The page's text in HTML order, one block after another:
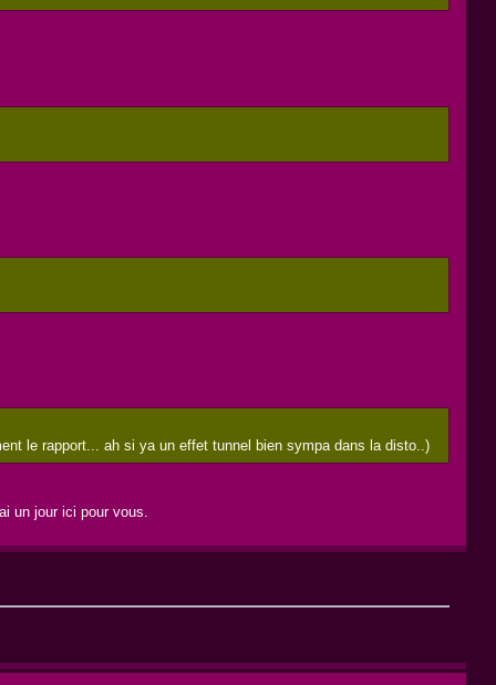
le rapport... ah si ya un effet tunnel bien sympa dans la disto..)
un jour ici pour vous.